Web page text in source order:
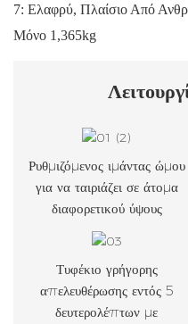
7: Ελαφρύ, Πλαίσιο Από
Μόνο 1,365kg
Ρυθμιζόμενος ιμάντας ώμου
για να ταιριάζει σε άτομα
διαφορετικού ύψους
Τυφέκιο γρήγορης
απελευθέρωσης εντός 5
δευτερολέπτων με